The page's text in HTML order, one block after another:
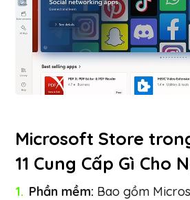
Microsoft Store
11 Cung Cấp Gì Cho
Phần mềm: Bao gồm